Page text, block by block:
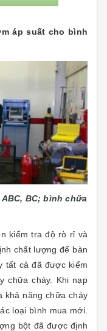
áp suất cho bình
BC; bình chữa
kiểm tra độ rò rỉ và
chất lượng để bàn
tất cả đã được kiểm
chữa cháy. Khi nạp
khả năng chữa cháy
loại bình mua mới.
bột đã được định